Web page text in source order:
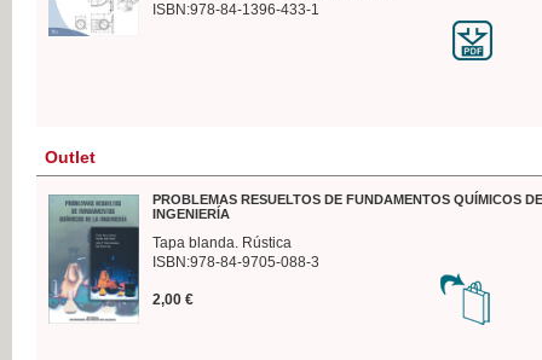
ISBN:978-84-1396-433-1
Outlet
PROBLEMAS RESUELTOS DE FUNDAMENTOS QUÍMICOS
INGENIERÍA
Tapa blanda. Rústica
ISBN:978-84-9705-088-3
2,00 €